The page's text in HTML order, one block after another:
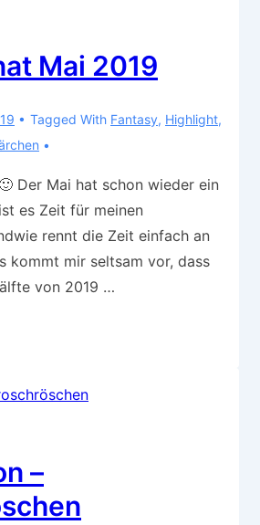
Mai 2019
Tagged With Fantasy, Highlight,
Der Mai hat schon wieder ein
es Zeit für meinen
rennt die Zeit einfach an
kommt mir seltsam vor, dass
von 2019 …
–